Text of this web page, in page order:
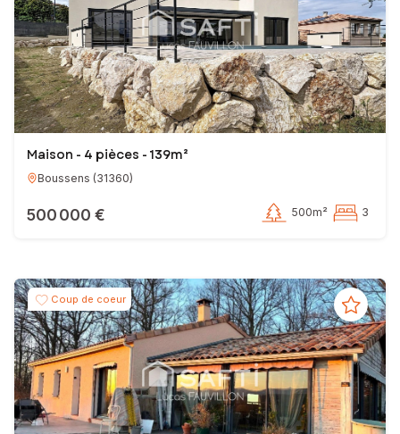
Maison - 4 pièces - 139m²
Boussens (31360)
500 000 € 500m² 3
Coup de coeur